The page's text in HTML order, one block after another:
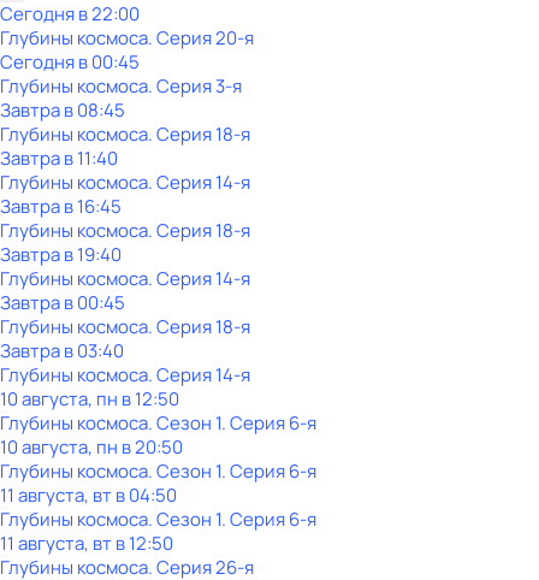
Сегодня в 22:00
Глубины космоса. Серия 20-я
Сегодня в 00:45
Глубины космоса. Серия 3-я
Завтра в 08:45
Глубины космоса. Серия 18-я
Завтра в 11:40
Глубины космоса. Серия 14-я
Завтра в 16:45
Глубины космоса. Серия 18-я
Завтра в 19:40
Глубины космоса. Серия 14-я
Завтра в 00:45
Глубины космоса. Серия 18-я
Завтра в 03:40
Глубины космоса. Серия 14-я
10 августа, пн в 12:50
Глубины космоса. Сезон 1. Серия 6-я
10 августа, пн в 20:50
Глубины космоса. Сезон 1. Серия 6-я
11 августа, вт в 04:50
Глубины космоса. Сезон 1. Серия 6-я
11 августа, вт в 12:50
Глубины космоса. Серия 26-я